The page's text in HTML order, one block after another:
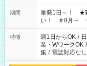
ださい！
期間
単発1日～！ ★
い！ ＃8月～
特徴 週1日からOK /
業・WワークOK /
集 / 電話対応なし